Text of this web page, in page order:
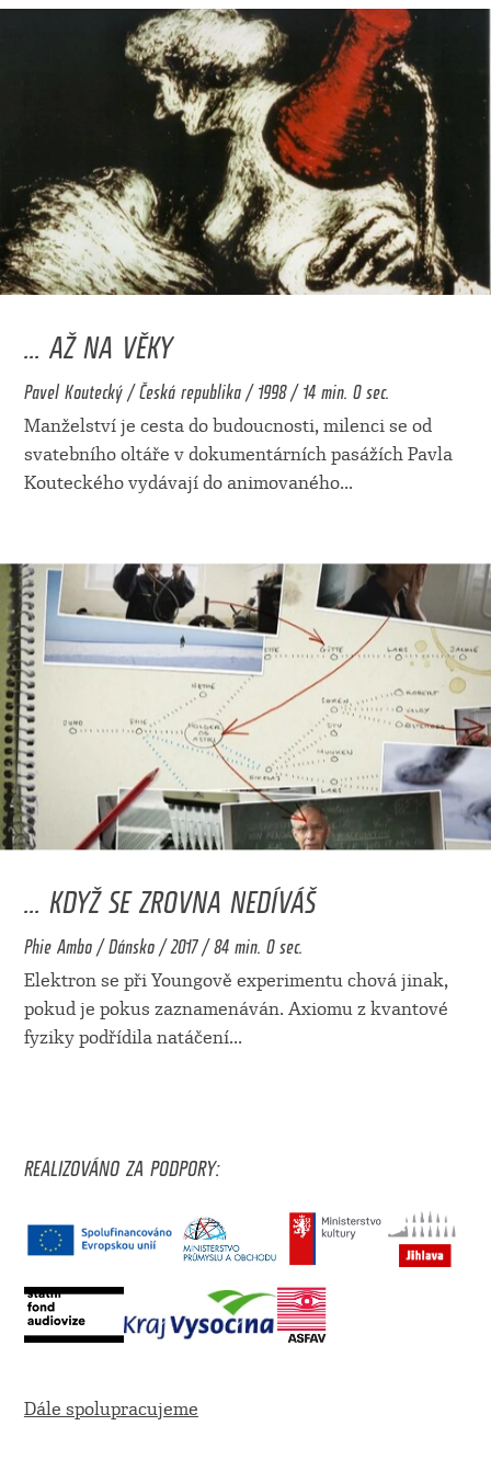
... AŽ NA VĚKY
Pavel Koutecký / Česká republika / 1998 / 14 min. 0 sec.
Manželství je cesta do budoucnosti, milenci se od
svatebního oltáře v dokumentárních pasážích Pavla
Kouteckého vydávají do animovaného...
... KDYŽ SE ZROVNA NEDÍVÁŠ
Phie Ambo / Dánsko / 2017 / 84 min. 0 sec.
Elektron se při Youngově experimentu chová jinak,
pokud je pokus zaznamenáván. Axiomu z kvantové
fyziky podřídila natáčení...
REALIZOVÁNO ZA PODPORY:
Dále spolupracujeme